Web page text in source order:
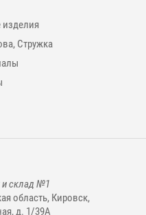
Стружка
склад №1
область, Кировск,
д. 1/39А